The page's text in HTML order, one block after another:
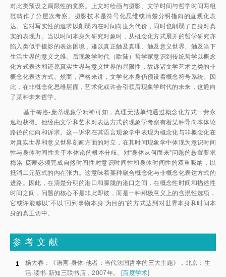
对此类预设之局限性的觉察。上文对绘画与摄影、文学时间与哲学时间两组
范畴作了分层次考察。摄影技术是符号化思维或清楚分明指向的直观化表
达。它对写实性的追求以削弱内在时间向度为代价，同时也削弱了自身对真
实的表现力。当以时间本身为研究对象时，从概念化方式展开的哲学研究亦
陷入类似于摄影的表达困境，难以真正触及真理、触及意义世界、触及当下
生活世界的意义之维。后现象学时代（欧陆）哲学家意识到传统哲学以概念
化方式表达和还原真实世界与意义世界的局限性，故诉诸文学艺术之类的非
概念化表达方式。然而，严格来讲，文学化本身仍预设着概念符号系统。因
此，在非概念化思维层面，艺术化或许会引领后现象学时代的未来，这通向
了某种未来哲学。
基于梅洛-庞蒂现象学精神可知，真理无法单纯通过概念化方式一劳永
逸地获得。他经由文学和艺术对表达方式的现象学考察有着某种导向本体论
路径的倾向和诉求。这一诉求在其语言现象学中表现为概念化与非概念化在
对真实世界和意义世界刻画方面的对立，在其时间现象学中体现为意识时间
性与身体时间性关于本体论的根本分歧。对“身体从何而来”问题的悬置要求
梅洛-庞蒂必须完成自然时间性对意识时间性和身体时间性的双重吸纳，以
抵消二元范式的内在张力。这意味着某种融合概念化与非概念化表达方式的
进路。因此，在清楚分明的港口和朦胧的港口之间，在概念性时间和描述性
时间之间，问题的核心不是非此即彼，而是一种积极意义上的含混性选项，
它或许能够以“不以‘回到事物本身’为目的”的方式达到对世界本身和时间本
身的真正切中。
参 考 文 献
1
杨大春：《语言·身体·他者：当代法国哲学的三大主题》，北京：生
活·读书·新知三联书店，2007年。
[百度学术]